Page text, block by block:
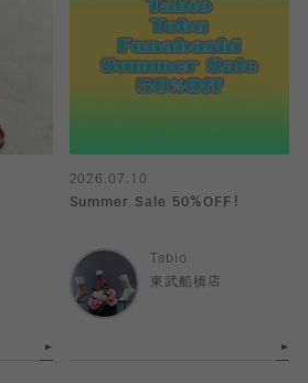
2026.07.10
Summer Sale 50％OFF！
Tabio
東武船橋店